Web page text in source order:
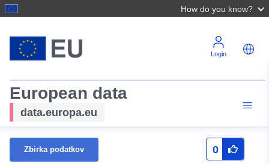
How do you know?
Login
European data
data.europa.eu
Zbirka podatkov 0